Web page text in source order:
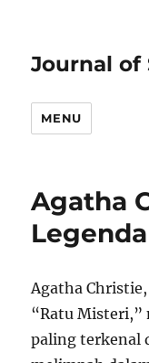
Journal of
MENU
Agatha
Agatha
“Ratu Misteri,”
paling terkenal